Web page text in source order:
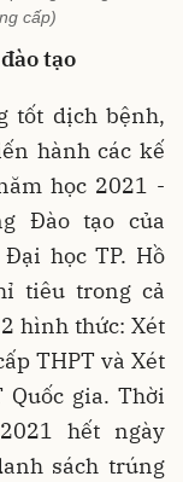
cấp)
tạo
tốt dịch bệnh,
hành các kế
học 2021 -
Đào tạo của
học TP. Hồ
tiêu trong cả
hình thức: Xét
THPT và Xét
gia. Thời
hết ngày
sách trúng